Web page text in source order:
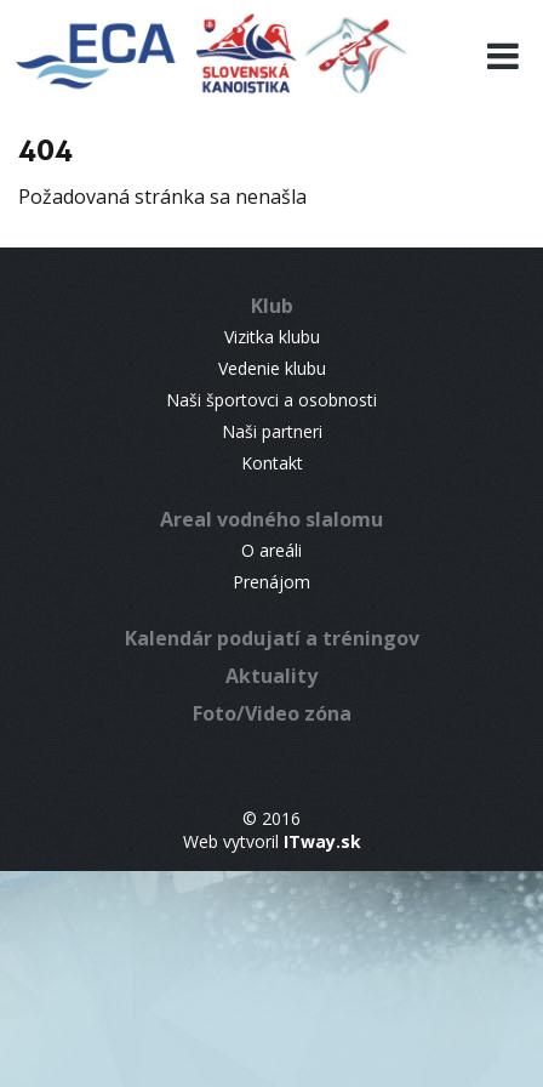
404
Požadovaná stránka sa nenašla
Klub
Vizitka klubu
Vedenie klubu
Naši športovci a osobnosti
Naši partneri
Kontakt
Areal vodného slalomu
O areáli
Prenájom
Kalendár podujatí a tréningov
Aktuality
Foto/Video zóna
© 2016
Web vytvoril ITway.sk
EURO 19
INFO
RESULTS
CONTACT